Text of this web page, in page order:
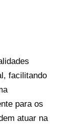
facilitando
para os
atuar na